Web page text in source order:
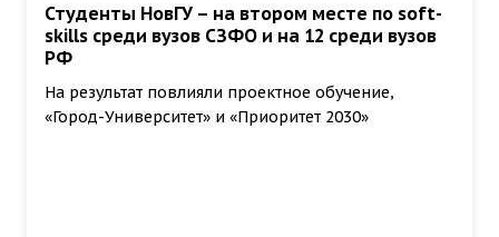
Студенты НовГУ – на втором месте по soft-
skills среди вузов СЗФО и на 12 среди вузов
РФ
На результат повлияли проектное обучение,
«Город-Университет» и «Приоритет 2030»